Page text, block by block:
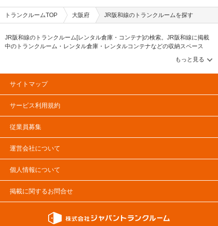
トランクルームTOP 大阪府 JR阪和線のトランクルームを探す
JR阪和線のトランクルーム[レンタル倉庫・コンテナ]の検索。JR阪和線に掲載
中のトランクルーム・レンタル倉庫・レンタルコンテナなどの収納スペース
を、借りたい地域から探して、広さ・料金[賃料]・セキュリティ・空調完備・24
時間出し入れ可能などの希望条件で絞込み！豊富な物件数から様々な方法でご
希望の収納スペースを簡単に探せるトランクルーム情報サイトです。JR阪和線
で気になるトランクルームを見つけたら、メールか電話でお問合せが可能です
サイトマップ
サービス利用規約
従業員募集
運営会社について
個人情報について
掲載に関するお問合せ